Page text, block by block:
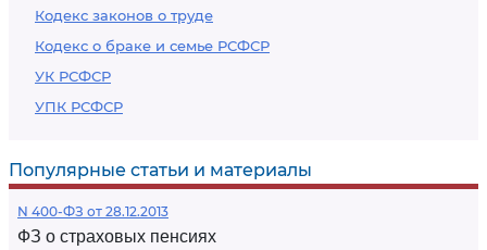
Кодекс законов о труде
Кодекс о браке и семье РСФСР
УК РСФСР
УПК РСФСР
Популярные статьи и материалы
N 400-ФЗ от 28.12.2013
ФЗ о страховых пенсиях